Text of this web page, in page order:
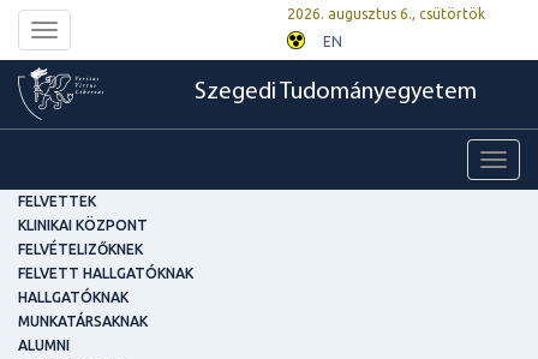
Toggle
navigation
2026. augusztus 6., csütörtök
EN
Szegedi Tudományegyetem
FELVETTEK
KLINIKAI KÖZPONT
FELVÉTELIZŐKNEK
FELVETT HALLGATÓKNAK
HALLGATÓKNAK
MUNKATÁRSAKNAK
ALUMNI